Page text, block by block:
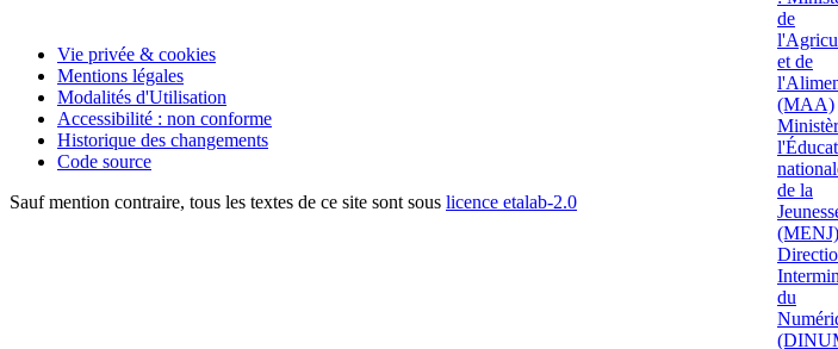
Vie privée & cookies
Mentions légales
Modalités d'Utilisation
Accessibilité : non conforme
Historique des changements
Code source
Sauf mention contraire, tous les textes de ce site sont sous licence etalab-2.0